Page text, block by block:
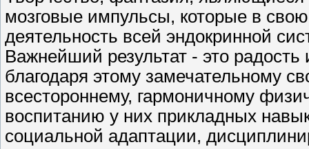
мозговые импульсы, которые в
деятельность всей эндокринной
Важнейший результат - это
благодаря этому замечательному
всестороннему, гармоничному
воспитанию у них прикладных
социальной адаптации,